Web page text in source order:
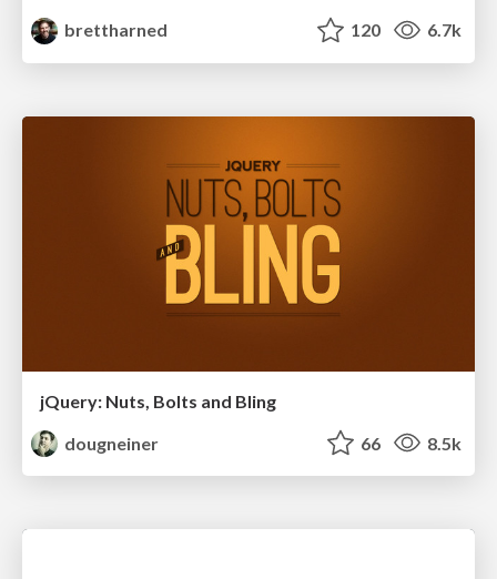
brettharned
120 6.7k
jQuery: Nuts, Bolts and Bling
dougneiner
66 8.5k